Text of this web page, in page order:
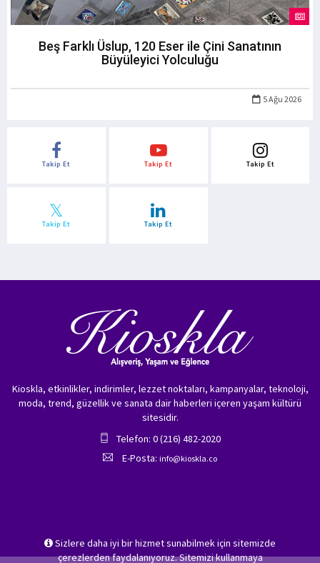
Beş Farklı Üslup, 120 Eser ile Çini Sanatının
Büyüleyici Yolculuğu
5 Ağu 2026
Takip Et Takip Et Takip Et
Takip Et Takip Et
Sizlere daha iyi bir hizmet sunabilmek için sitemizde
çerezlerden faydalanıyoruz. Sitemizi kullanmaya
Kioskla, etkinlikler, indirimler, lezzet noktaları, kampanyalar, teknoloji,
moda, trend, güzellik ve sanata dair haberleri içeren yaşam kültürü
sitesidir.
Telefon: 0 (216) 482-2020
E-Posta: info@kioskla.co